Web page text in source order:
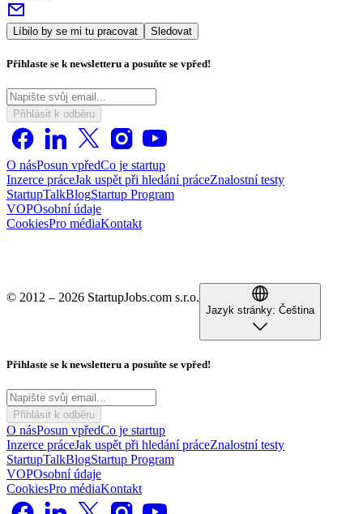
Líbilo by se mi tu pracovat Sledovat
Přihlaste se k newsletteru a posuňte se vpřed!
Přihlásit k odběru
O násPosun vpředCo je startup
Inzerce práceJak uspět při hledání práceZnalostní testy
StartupTalkBlogStartup Program
VOPOsobní údaje
CookiesPro médiaKontakt
© 2012 – 2026 StartupJobs.com s.r.o.
Jazyk stránky: Čeština
Přihlaste se k newsletteru a posuňte se vpřed!
Přihlásit k odběru
O násPosun vpředCo je startup
Inzerce práceJak uspět při hledání práceZnalostní testy
StartupTalkBlogStartup Program
VOPOsobní údaje
CookiesPro médiaKontakt